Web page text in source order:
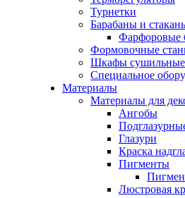
Турнетки
Барабаны и
Фарфоровые
Формовочные
Шкафы сушильные
Специальное
Материалы
Материалы для
Ангобы
Глазури
Краска
Пигменты
Люстровая